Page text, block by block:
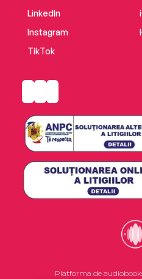
LinkedIn
Instagram
TikTok
Platforma de